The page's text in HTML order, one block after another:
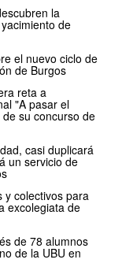
la
de
el nuevo ciclo de
de Burgos
reta a
"A pasar el
su concurso de
casi duplicará
un servicio de
y colectivos para
excolegiata de
de 78 alumnos
de la UBU en